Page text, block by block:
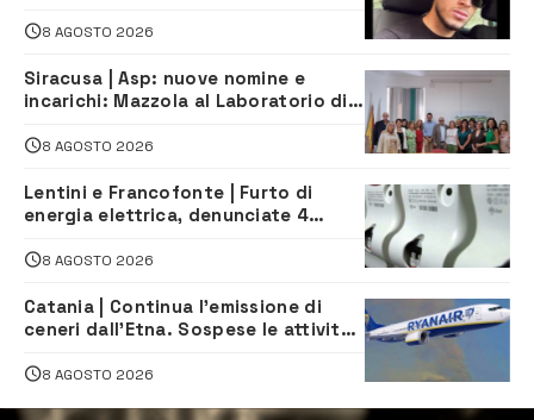
8 AGOSTO 2026
Siracusa | Asp: nuove nomine e
incarichi: Mazzola al Laboratorio di
Servizio Legale
8 AGOSTO 2026
Lentini e Francofonte | Furto di
energia elettrica, denunciate 4
8 AGOSTO 2026
Catania | Continua l’emissione di
ceneri dall’Etna. Sospese le attività
8 AGOSTO 2026